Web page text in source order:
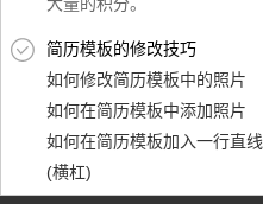
简历模板的修改技巧
如何修改简历模板中的照片
如何在简历模板中添加照片
如何在简历模板加入一行直线
(横杠)